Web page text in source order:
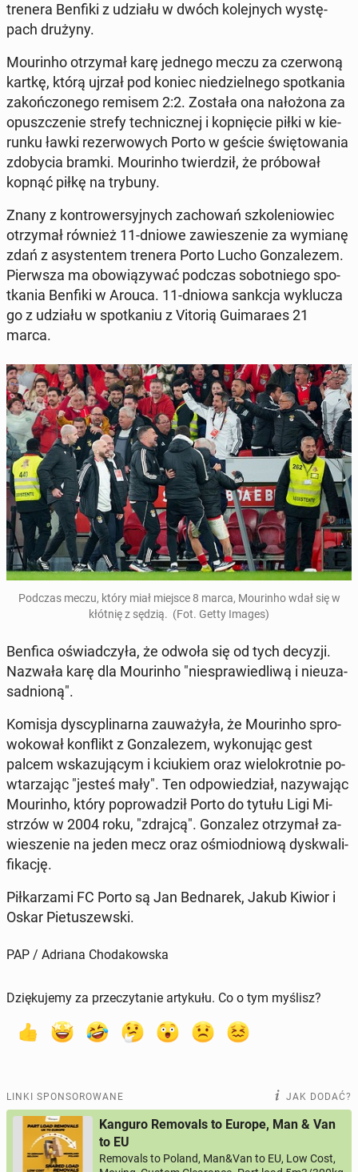
trenera Benfiki z udziału w dwóch ko­lej­nych wy­stę­
pach drużyny.
Mo­urin­ho otrzy­mał karę jednego meczu za czer­wo­ną
kartkę, którą ujrzał pod koniec nie­dziel­ne­go spo­tka­nia
za­koń­czo­ne­go remisem 2:2. Została ona na­ło­żo­na za
opusz­cze­nie strefy tech­nicz­nej i kop­nię­cie piłki w kie­
run­ku ławki re­zer­wo­wych Porto w geście świę­to­wa­nia
zdo­by­cia bramki. Mo­urin­ho twier­dził, że pró­bo­wał
kopnąć piłkę na trybuny.
Znany z kon­tro­wer­syj­nych za­cho­wań szko­le­nio­wiec
otrzy­mał również 11-dniowe za­wie­sze­nie za wymianę
zdań z asy­sten­tem trenera Porto Lucho Gon­za­le­zem.
Pierw­sza ma obo­wią­zy­wać podczas so­bot­nie­go spo­
tka­nia Benfiki w Arouca. 11-dniowa sankcja wy­klu­cza
go z udziału w spo­tka­niu z Vitorią Gu­ima­ra­es 21
marca.
Podczas meczu, który miał miejsce 8 marca, Mo­urin­ho wdał się w
kłótnię z sędzią. (Fot. Getty Images)
Benfica oświad­czy­ła, że odwoła się od tych decyzji.
Nazwała karę dla Mo­urin­ho "nie­spra­wie­dli­wą i nie­uza­
sad­nio­ną".
Komisja dys­cy­pli­nar­na za­uwa­ży­ła, że Mo­urin­ho spro­
wo­ko­wał kon­flikt z Gon­za­le­zem, wy­ko­nu­jąc gest
palcem wska­zu­ją­cym i kciu­kiem oraz wie­lo­krot­nie po­
wta­rza­jąc "jesteś mały". Ten od­po­wie­dział, na­zy­wa­jąc
Mo­urin­ho, który po­pro­wa­dził Porto do tytułu Ligi Mi­
strzów w 2004 roku, "zdrajcą". Gon­za­lez otrzy­mał za­
wie­sze­nie na jeden mecz oraz ośmio­dnio­wą dys­kwa­li­
fi­ka­cję.
Pił­ka­rza­mi FC Porto są Jan Bed­na­rek, Jakub Kiwior i
Oskar Pie­tu­szew­ski.
PAP / Adriana Chodakowska
Dziękujemy za przeczytanie artykułu. Co o tym myślisz?
LINKI SPONSOROWANE JAK DODAĆ?
Kanguro Removals to Europe, Man & Van
to EU
Removals to Poland, Man&Van to EU, Low Cost,